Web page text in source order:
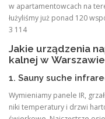
w apartamentowcach na
łużyliśmy już ponad 120
3 114
Jakie urządzenia
kalnej w Warszawie
1. Sauny suche
Wymieniamy panele IR,
niki temperatury i drzwi